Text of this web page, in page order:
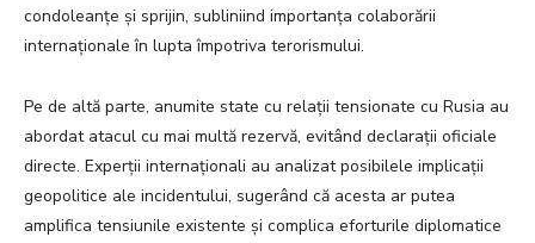
condoleanțe și sprijin, subliniind importanța colaborării
internaționale în lupta împotriva terorismului.
Pe de altă parte, anumite state cu relații tensionate cu Rusia au
abordat atacul cu mai multă rezervă, evitând declarații oficiale
directe. Experții internaționali au analizat posibilele implicații
geopolitice ale incidentului, sugerând că acesta ar putea
amplifica tensiunile existente și complica eforturile diplomatice